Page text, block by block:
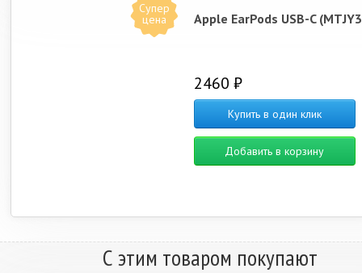
Супер
цена Apple EarPods USB-C
2460 ₽
Купить в один клик
Добавить в корзину
С этим товаром покупают